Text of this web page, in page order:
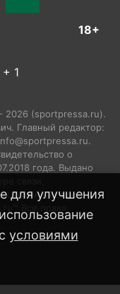
для улучшения
условиями
18+
+ 1
2026 (sportpressa.ru).
Главный редактор:
о
года. Выдано
коммуникаций
Все права